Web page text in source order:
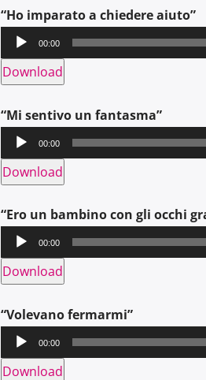
“Ho imparato a chiedere aiuto”
Audio
Player
00:00
Download
“Mi sentivo un fantasma”
Audio
Player
00:00
Download
“Ero un bambino con gli occhi
Audio
Player
00:00
Download
“Volevano fermarmi”
Audio
Player
00:00
Download